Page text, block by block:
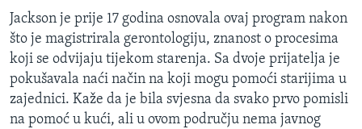
Jackson je prije 17 godina osnovala ovaj program nakon
što je magistrirala gerontologiju, znanost o procesima
koji se odvijaju tijekom starenja. Sa dvoje prijatelja je
pokušavala naći način na koji mogu pomoći starijima u
zajednici. Kaže da je bila svjesna da svako prvo pomisli
na pomoć u kući, ali u ovom području nema javnog